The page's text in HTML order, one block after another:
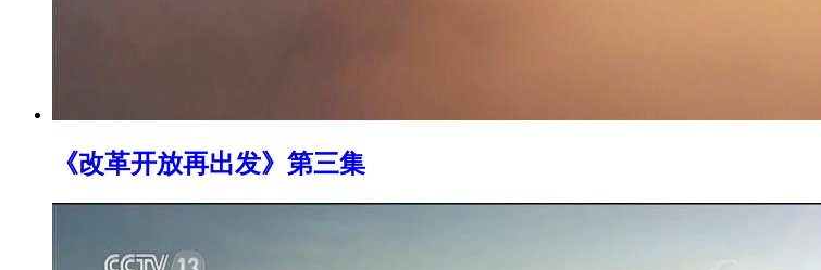
《改革开放再出发》第三集